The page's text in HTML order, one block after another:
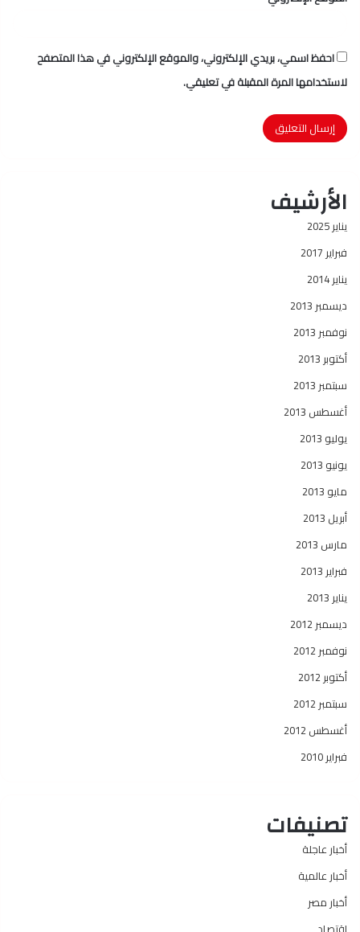
احفظ اسمي، بريدي الإلكتروني، والموقع الإلكتروني في هذا المتصفح
لاستخدامها المرة المقبلة في تعليقي.
الأرشيف
يناير 2025
فبراير 2017
يناير 2014
ديسمبر 2013
نوفمبر 2013
أكتوبر 2013
سبتمبر 2013
أغسطس 2013
يوليو 2013
يونيو 2013
مايو 2013
أبريل 2013
مارس 2013
فبراير 2013
يناير 2013
ديسمبر 2012
نوفمبر 2012
أكتوبر 2012
سبتمبر 2012
أغسطس 2012
فبراير 2010
تصنيفات
أخبار عاجلة
أخبار عالمية
أخبار مصر